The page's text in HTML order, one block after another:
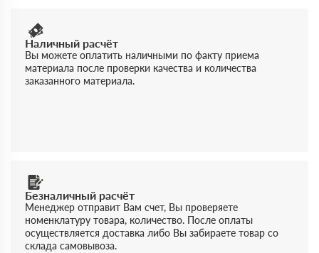
Наличный расчёт
Вы можете оплатить наличными по факту приема
материала после проверки качества и количества
заказанного материала.
Безналичный расчёт
Менеджер отправит Вам счет, Вы проверяете
номенклатуру товара, количество. После оплаты
осуществляется доставка либо Вы забираете товар со
склада самовывоза.